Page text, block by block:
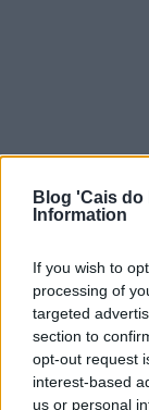
Blog 'Cais do
Information
If you wish to
processing of
targeted
section to
opt-out request
interest-based
us or personal